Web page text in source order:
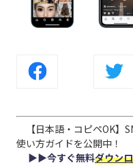
【日本語・コピペOK】
使い方ガイドを公開中！
▶︎▶︎今すぐ無料ダウン